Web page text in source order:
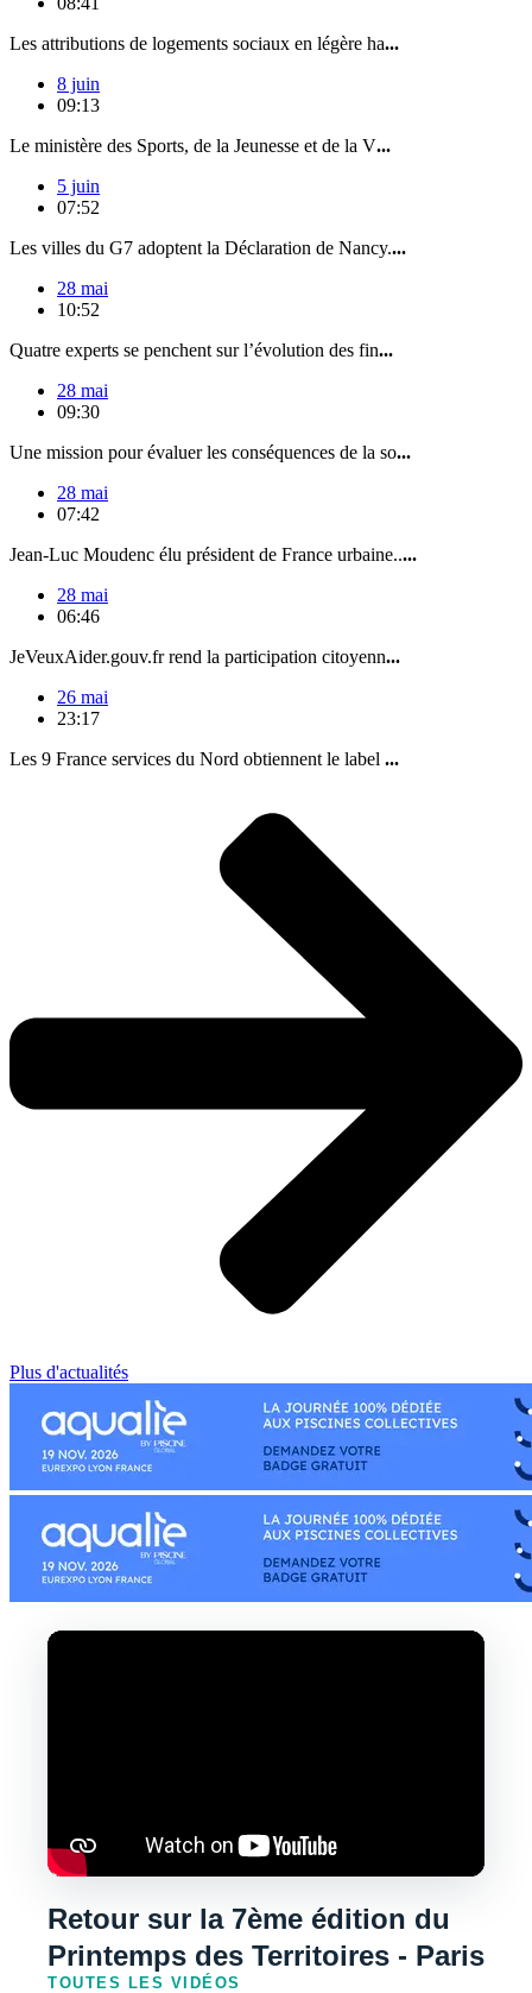
Les attributions de logements sociaux en légère ha...
8 juin
09:13
Le ministère des Sports, de la Jeunesse et de la V...
5 juin
07:52
Les villes du G7 adoptent la Déclaration de Nancy....
28 mai
10:52
Quatre experts se penchent sur l’évolution des fin...
28 mai
09:30
Une mission pour évaluer les conséquences de la so...
28 mai
07:42
Jean-Luc Moudenc élu président de France urbaine.....
28 mai
06:46
JeVeuxAider.gouv.fr rend la participation citoyenn...
26 mai
23:17
Les 9 France services du Nord obtiennent le label ...
Plus d'actualités
Retour sur la 7ème édition du
Printemps des Territoires - Paris
TOUTES LES VIDÉOS